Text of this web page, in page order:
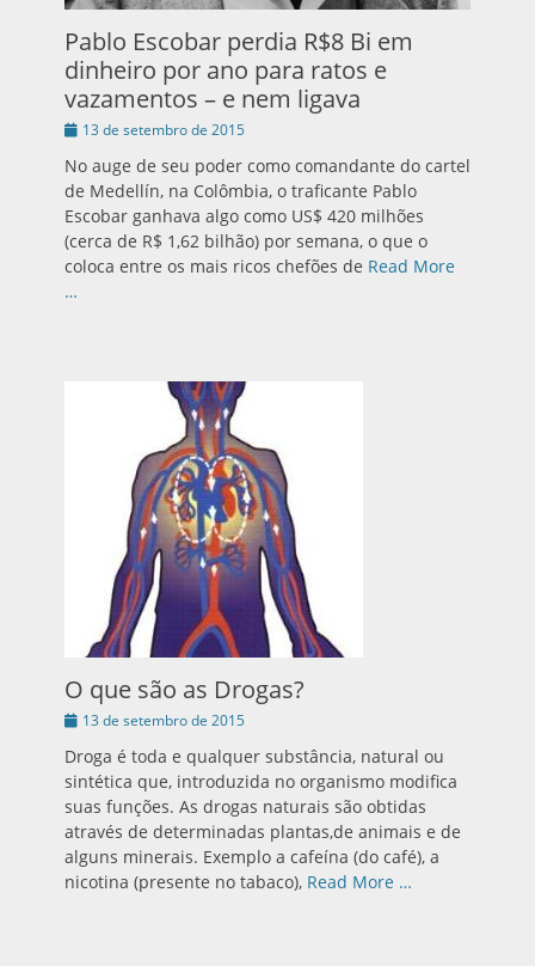
Pablo Escobar perdia R$8 Bi em
dinheiro por ano para ratos e
vazamentos – e nem ligava
Publicado
13 de setembro de 2015
No auge de seu poder como comandante do cartel
de Medellín, na Colômbia, o traficante Pablo
Escobar ganhava algo como US$ 420 milhões
(cerca de R$ 1,62 bilhão) por semana, o que o
coloca entre os mais ricos chefões de Read More
…
O que são as Drogas?
Publicado
13 de setembro de 2015
Droga é toda e qualquer substância, natural ou
sintética que, introduzida no organismo modifica
suas funções. As drogas naturais são obtidas
através de determinadas plantas,de animais e de
alguns minerais. Exemplo a cafeína (do café), a
nicotina (presente no tabaco), Read More …